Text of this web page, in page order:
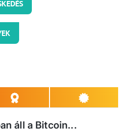
áll a Bitcoin...